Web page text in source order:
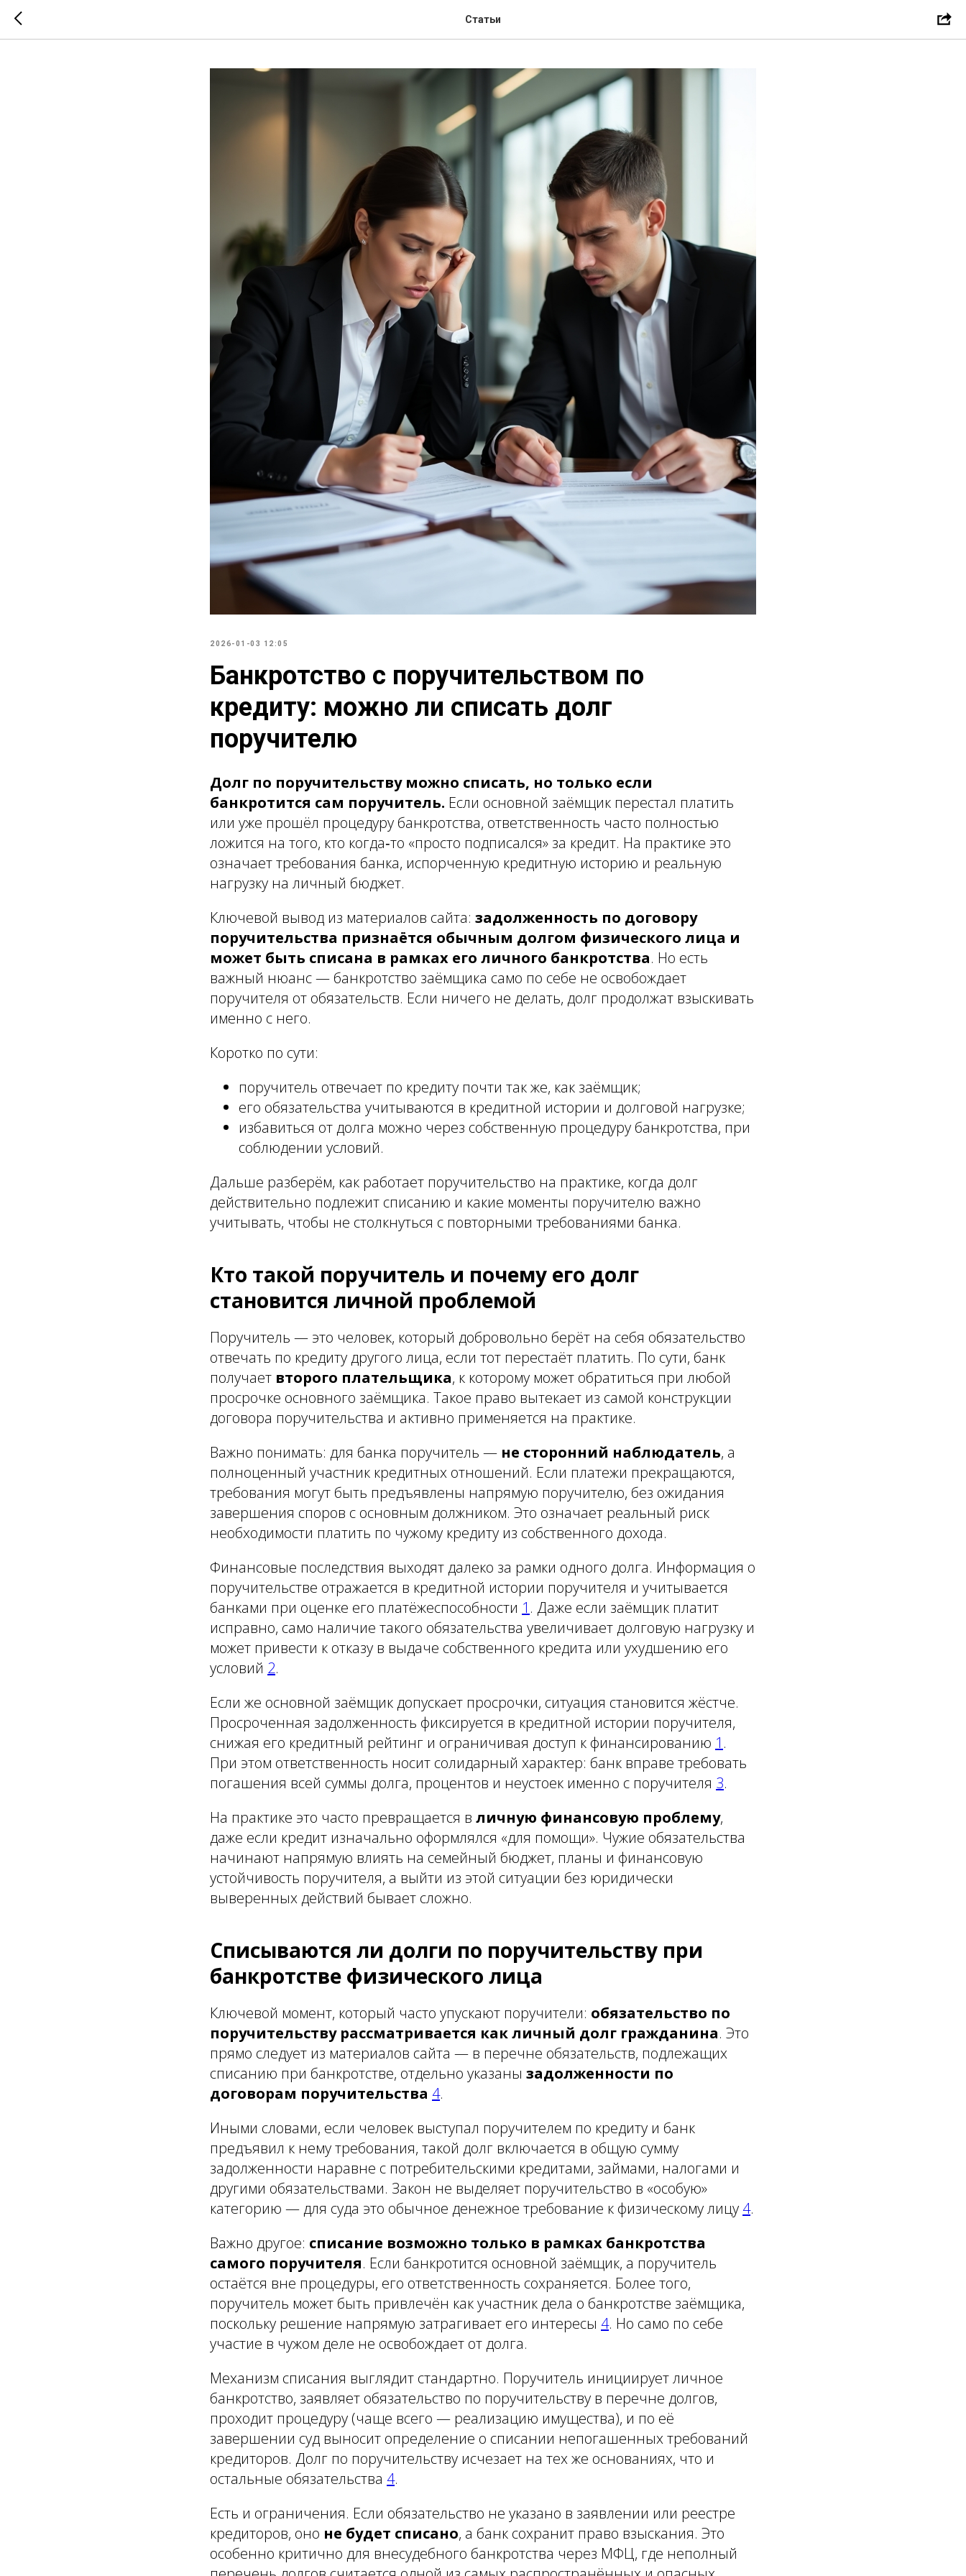
Статьи
2026-01-03 12:05
Банкротство с поручительством по
кредиту: можно ли списать долг
поручителю
Долг по поручительству можно списать, но только если
банкротится сам поручитель. Если основной заёмщик перестал платить
или уже прошёл процедуру банкротства, ответственность часто полностью
ложится на того, кто когда‑то «просто подписался» за кредит. На практике это
означает требования банка, испорченную кредитную историю и реальную
нагрузку на личный бюджет.
Ключевой вывод из материалов сайта: задолженность по договору
поручительства признаётся обычным долгом физического лица и
может быть списана в рамках его личного банкротства. Но есть
важный нюанс — банкротство заёмщика само по себе не освобождает
поручителя от обязательств. Если ничего не делать, долг продолжат взыскивать
именно с него.
Коротко по сути:
поручитель отвечает по кредиту почти так же, как заёмщик;
его обязательства учитываются в кредитной истории и долговой нагрузке;
избавиться от долга можно через собственную процедуру банкротства, при
соблюдении условий.
Дальше разберём, как работает поручительство на практике, когда долг
действительно подлежит списанию и какие моменты поручителю важно
учитывать, чтобы не столкнуться с повторными требованиями банка.
Кто такой поручитель и почему его долг
становится личной проблемой
Поручитель — это человек, который добровольно берёт на себя обязательство
отвечать по кредиту другого лица, если тот перестаёт платить. По сути, банк
получает второго плательщика, к которому может обратиться при любой
просрочке основного заёмщика. Такое право вытекает из самой конструкции
договора поручительства и активно применяется на практике.
Важно понимать: для банка поручитель — не сторонний наблюдатель, а
полноценный участник кредитных отношений. Если платежи прекращаются,
требования могут быть предъявлены напрямую поручителю, без ожидания
завершения споров с основным должником. Это означает реальный риск
необходимости платить по чужому кредиту из собственного дохода.
Финансовые последствия выходят далеко за рамки одного долга. Информация о
поручительстве отражается в кредитной истории поручителя и учитывается
банками при оценке его платёжеспособности 1 . Даже если заёмщик платит
исправно, само наличие такого обязательства увеличивает долговую нагрузку и
может привести к отказу в выдаче собственного кредита или ухудшению его
условий 2.
Если же основной заёмщик допускает просрочки, ситуация становится жёстче.
Просроченная задолженность фиксируется в кредитной истории поручителя,
снижая его кредитный рейтинг и ограничивая доступ к финансированию 1 .
При этом ответственность носит солидарный характер: банк вправе требовать
погашения всей суммы долга, процентов и неустоек именно с поручителя 3.
На практике это часто превращается в личную финансовую проблему,
даже если кредит изначально оформлялся «для помощи». Чужие обязательства
начинают напрямую влиять на семейный бюджет, планы и финансовую
устойчивость поручителя, а выйти из этой ситуации без юридически
выверенных действий бывает сложно.
Списываются ли долги по поручительству при
банкротстве физического лица
Ключевой момент, который часто упускают поручители: обязательство по
поручительству рассматривается как личный долг гражданина. Это
прямо следует из материалов сайта — в перечне обязательств, подлежащих
списанию при банкротстве, отдельно указаны задолженности по
договорам поручительства 4.
Иными словами, если человек выступал поручителем по кредиту и банк
предъявил к нему требования, такой долг включается в общую сумму
задолженности наравне с потребительскими кредитами, займами, налогами и
другими обязательствами. Закон не выделяет поручительство в «особую»
категорию — для суда это обычное денежное требование к физическому лицу 4.
Важно другое: списание возможно только в рамках банкротства
самого поручителя. Если банкротится основной заёмщик, а поручитель
остаётся вне процедуры, его ответственность сохраняется. Более того,
поручитель может быть привлечён как участник дела о банкротстве заёмщика,
поскольку решение напрямую затрагивает его интересы 4. Но само по себе
участие в чужом деле не освобождает от долга.
Механизм списания выглядит стандартно. Поручитель инициирует личное
банкротство, заявляет обязательство по поручительству в перечне долгов,
проходит процедуру (чаще всего — реализацию имущества), и по её
завершении суд выносит определение о списании непогашенных требований
кредиторов. Долг по поручительству исчезает на тех же основаниях, что и
остальные обязательства 4.
Есть и ограничения. Если обязательство не указано в заявлении или реестре
кредиторов, оно не будет списано, а банк сохранит право взыскания. Это
особенно критично для внесудебного банкротства через МФЦ, где неполный